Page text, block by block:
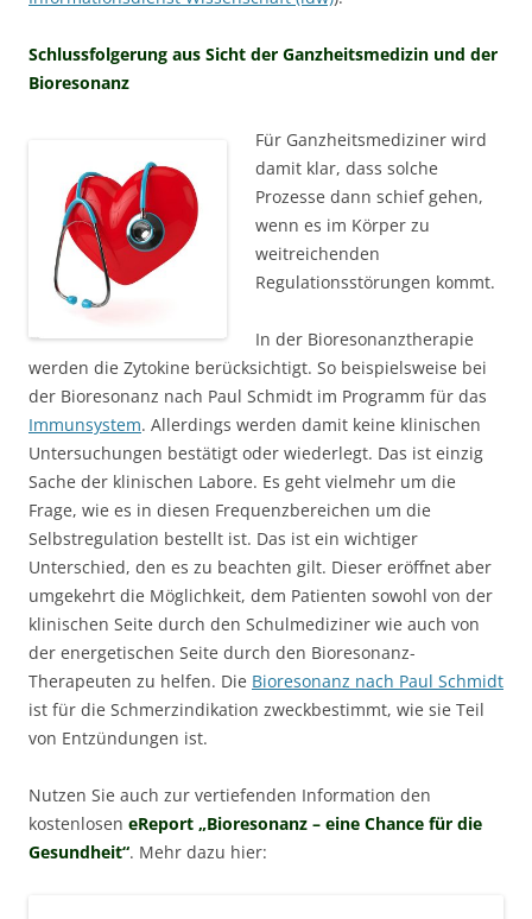
Schlussfolgerung aus Sicht der Ganzheitsmedizin und der
Bioresonanz
Für Ganzheitsmediziner wird
damit klar, dass solche
Prozesse dann schief gehen,
wenn es im Körper zu
weitreichenden
Regulationsstörungen kommt.
In der Bioresonanztherapie
werden die Zytokine berücksichtigt. So beispielsweise bei
der Bioresonanz nach Paul Schmidt im Programm für das
Immunsystem. Allerdings werden damit keine klinischen
Untersuchungen bestätigt oder wiederlegt. Das ist einzig
Sache der klinischen Labore. Es geht vielmehr um die
Frage, wie es in diesen Frequenzbereichen um die
Selbstregulation bestellt ist. Das ist ein wichtiger
Unterschied, den es zu beachten gilt. Dieser eröffnet aber
umgekehrt die Möglichkeit, dem Patienten sowohl von der
klinischen Seite durch den Schulmediziner wie auch von
der energetischen Seite durch den Bioresonanz-
Therapeuten zu helfen. Die Bioresonanz nach Paul Schmidt
ist für die Schmerzindikation zweckbestimmt, wie sie Teil
von Entzündungen ist.
Nutzen Sie auch zur vertiefenden Information den
kostenlosen eReport „Bioresonanz – eine Chance für die
Gesundheit“. Mehr dazu hier: